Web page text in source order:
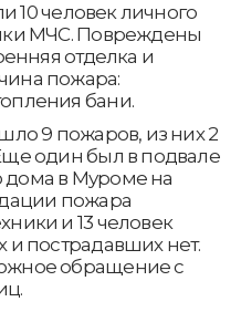
10 человек личного
МЧС. Повреждены
отделка и
пожара:
бани.
9 пожаров, из них 2
один был в подвале
дома в Муроме на
пожара
и 13 человек
и пострадавших нет.
обращение с